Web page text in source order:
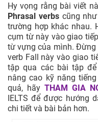
Hy vọng rằng bài viết
Phrasal verbscũng như
trường hợp khác nhau.
cụm từ này vào giao
từ vựng của mình.
verb Fall này vào giao
tập qua các bài tập
nâng cao kỹ năng
quả, hãy THAM GIA
IELTS để được hướng
chi tiết và bài bản hơn.